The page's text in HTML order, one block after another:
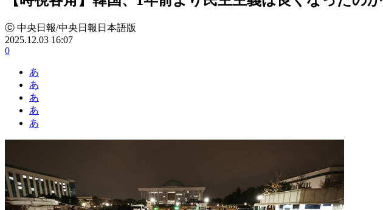
ⓒ 中央日報/中央日報日本語版
2025.12.03 16:07
0
あ
あ
あ
あ
あ